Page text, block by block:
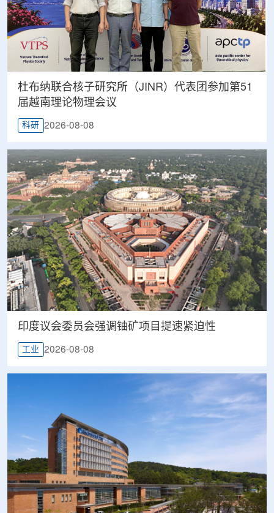
杜布纳联合核子研究所（JINR）代表团参加第51
届越南理论物理会议
科研 2026-08-08
印度议会委员会强调铀矿项目提速紧迫性
工业 2026-08-08